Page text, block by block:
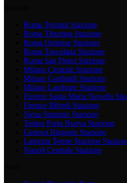
Roma Termini Stazione
Roma Tiburtina Stazione
Roma Ostiense Stazione
Roma Tuscolana Stazione
Roma San Pietro Stazione
Milano Centrale Stazione
Milano Garibaldi Stazione
Milano Lambrate Stazione
Firenze Santa Maria Novella
Firenze Rifredi Stazione
Siena Stazione Stazione
Torino Porta Nuova Stazione
Genova Brignole Stazione
Lamezia Terme Stazione
Napoli Centrale Stazione